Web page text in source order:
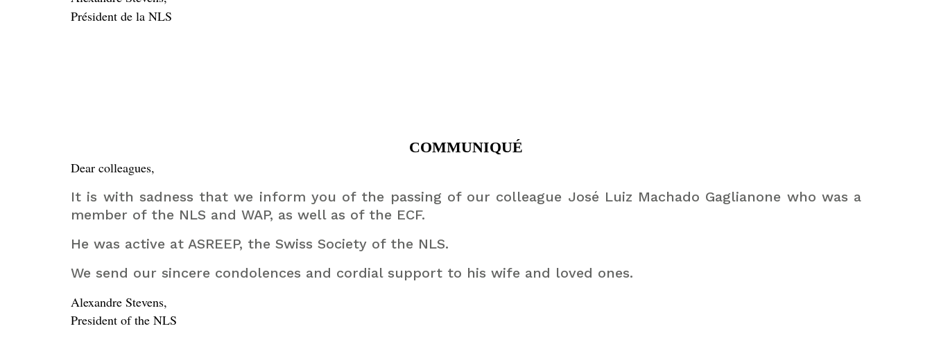
Président de la NLS
COMMUNIQUÉ
Dear colleagues,
It is with sadness that we inform you of the passing of our colleague José Luiz Machado Gaglianone who was a
member of the NLS and WAP, as well as of the ECF.
He was active at ASREEP, the Swiss Society of the NLS.
We send our sincere condolences and cordial support to his wife and loved ones.
Alexandre Stevens,
President of the NLS